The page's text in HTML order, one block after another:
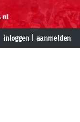
inloggen aanmelden